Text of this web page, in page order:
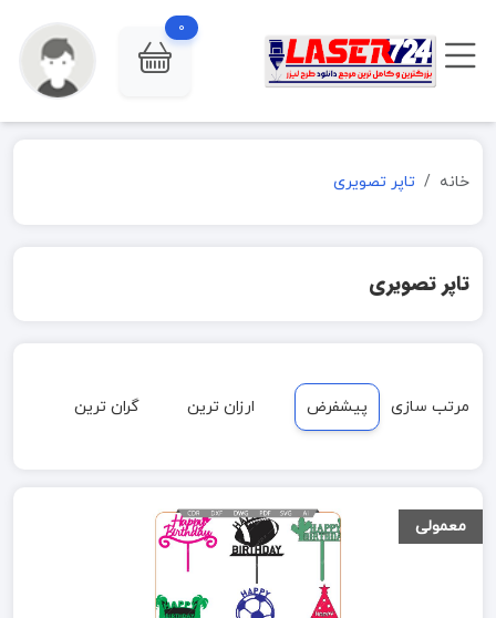
0
خانه تاپر تصویری
تاپر تصویری
مرتب سازی پیشفرض ارزان ترین گران ترین
معمولی